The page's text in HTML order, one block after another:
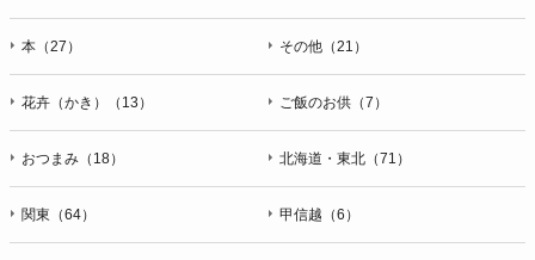
本（27） その他（21）
花卉（かき）（13） ご飯のお供（7）
おつまみ（18） 北海道・東北（71）
関東（64） 甲信越（6）